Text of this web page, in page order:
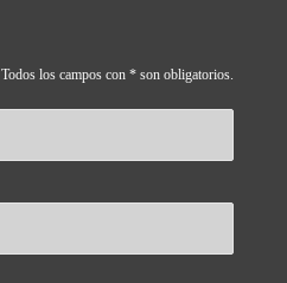
Todos los campos con * son obligatorios.